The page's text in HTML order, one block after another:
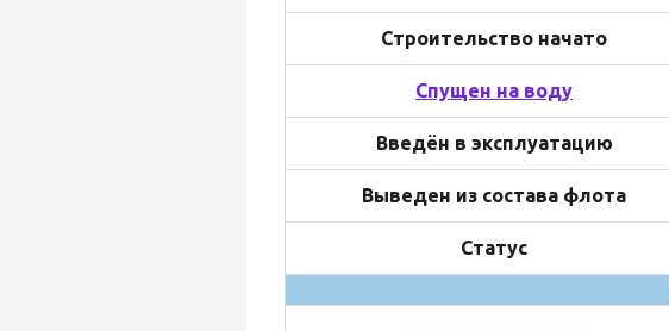
Строительство начато
Спущен на воду
Введён в эксплуатацию
Выведен из состава флота
Статус